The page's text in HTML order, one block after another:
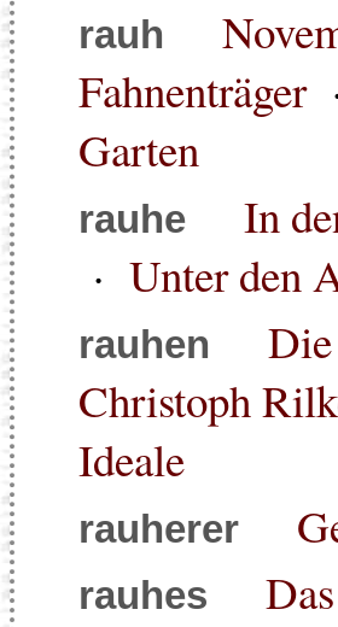
rauh
Fahnenträger
Garten
rauhe
In
· Unter den
rauhen
Christoph
Ideale
rauherer
rauhes